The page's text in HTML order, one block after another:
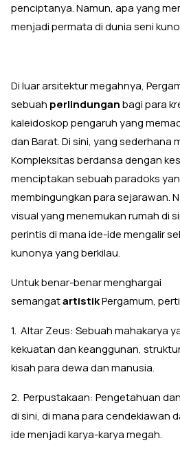
penciptanya. Namun, apa yang
menjadi permata di dunia seni
Di luar arsitektur megahnya,
sebuah perlindunganbagi para
kaleidoskop pengaruh yang
dan Barat. Di sini, yang sederhana
Kompleksitas berdansa dengan
menciptakan sebuah paradoks
membingungkan para sejarawan.
visual yang menemukan rumah di
perintis di mana ide-ide mengalir
kunonya yang berkilau.
Untuk benar-benar menghargai
semangatartistikPergamum,
1. Altar Zeus: Sebuah mahakarya
kekuatan dan keanggunan,
kisah para dewa dan manusia.
2. Perpustakaan: Pengetahuan
di sini, di mana para cendekiawan
ide menjadi karya-karya megah.